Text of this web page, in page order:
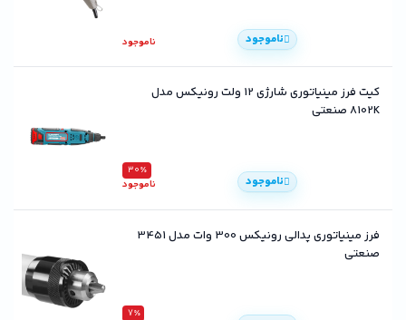
ناموجود ناموجود
کیت فرز مینیاتوری شارژی 12 ولت رونیکس مدل
8102K صنعتی
30٪
ناموجود ناموجود
فرز مینیاتوری پدالی رونیکس 300 وات مدل 3451
صنعتی
7٪